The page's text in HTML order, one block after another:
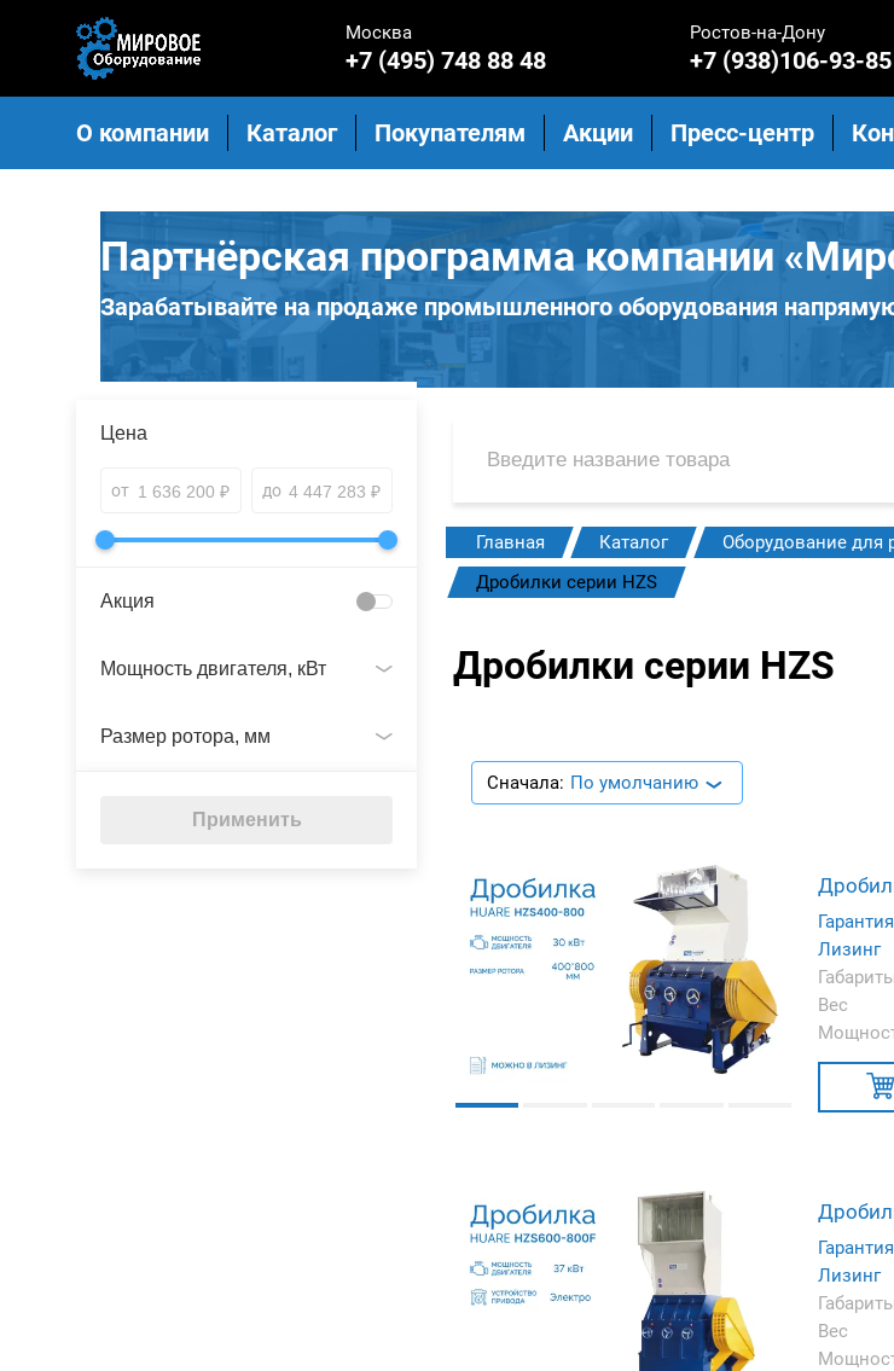
Москва
+7 (495) 748 88 48
Ростов-на-Дону
+7 (938)106-93-85
О компании Каталог Покупателям Акции Пресс-центр
Партнёрская программа компании
Зарабатывайте на продаже промышленного оборудования
Цена
Акция
Мощность двигателя, кВт
Размер ротора, мм
Применить
Главная Каталог Оборудование для
Дробилки серии HZS
Дробилки серии HZS
Сначала: По умолчанию
Гарантия
Лизинг
Вес
Гарантия
Лизинг
Вес